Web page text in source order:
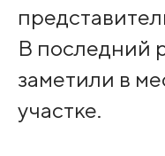
В последний
заметили в
участке.